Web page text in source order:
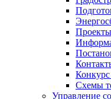
Проекты
Схемы
Управление